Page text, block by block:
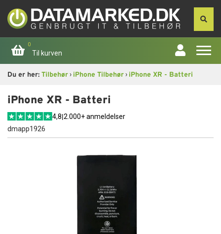
0
Til kurven
Computer
Du er her: Tilbehør› iPhone Tilbehør› iPhone XR - Batteri
iPhone XR - Batteri
4,8|2.000+ anmeldelser
dmapp1926